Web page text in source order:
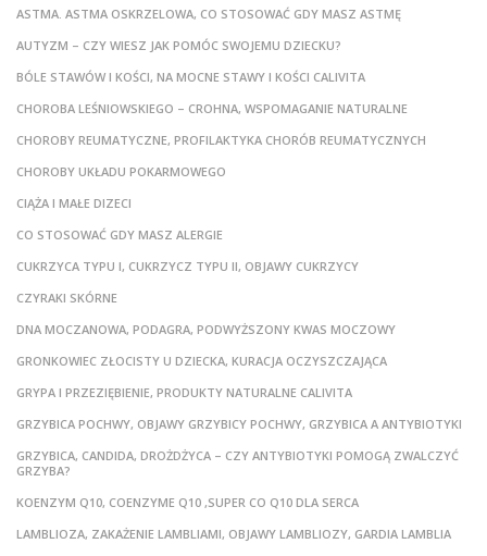
ASTMA. ASTMA OSKRZELOWA, CO STOSOWAĆ GDY MASZ ASTMĘ
AUTYZM – CZY WIESZ JAK POMÓC SWOJEMU DZIECKU?
BÓLE STAWÓW I KOŚCI, NA MOCNE STAWY I KOŚCI CALIVITA
CHOROBA LEŚNIOWSKIEGO – CROHNA, WSPOMAGANIE NATURALNE
CHOROBY REUMATYCZNE, PROFILAKTYKA CHORÓB REUMATYCZNYCH
CHOROBY UKŁADU POKARMOWEGO
CIĄŻA I MAŁE DIZECI
CO STOSOWAĆ GDY MASZ ALERGIE
CUKRZYCA TYPU I, CUKRZYCZ TYPU II, OBJAWY CUKRZYCY
CZYRAKI SKÓRNE
DNA MOCZANOWA, PODAGRA, PODWYŻSZONY KWAS MOCZOWY
GRONKOWIEC ZŁOCISTY U DZIECKA, KURACJA OCZYSZCZAJĄCA
GRYPA I PRZEZIĘBIENIE, PRODUKTY NATURALNE CALIVITA
GRZYBICA POCHWY, OBJAWY GRZYBICY POCHWY, GRZYBICA A ANTYBIOTYKI
GRZYBICA, CANDIDA, DROŻDŻYCA – CZY ANTYBIOTYKI POMOGĄ ZWALCZYĆ
GRZYBA?
KOENZYM Q10, COENZYME Q10 ,SUPER CO Q10 DLA SERCA
LAMBLIOZA, ZAKAŻENIE LAMBLIAMI, OBJAWY LAMBLIOZY, GARDIA LAMBLIA